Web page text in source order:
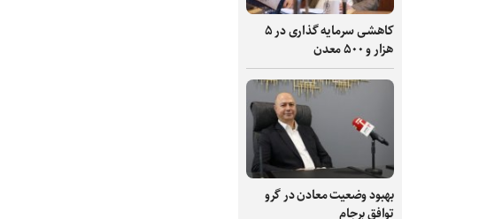
کاهشی سرمایه گذاری در ۵
هزار و ۵۰۰ معدن
بهبود وضعیت معادن در گرو
توافق برجام